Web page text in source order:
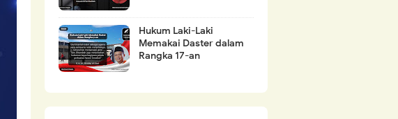
Hukum Laki-Laki
Memakai Daster dalam
Rangka 17-an